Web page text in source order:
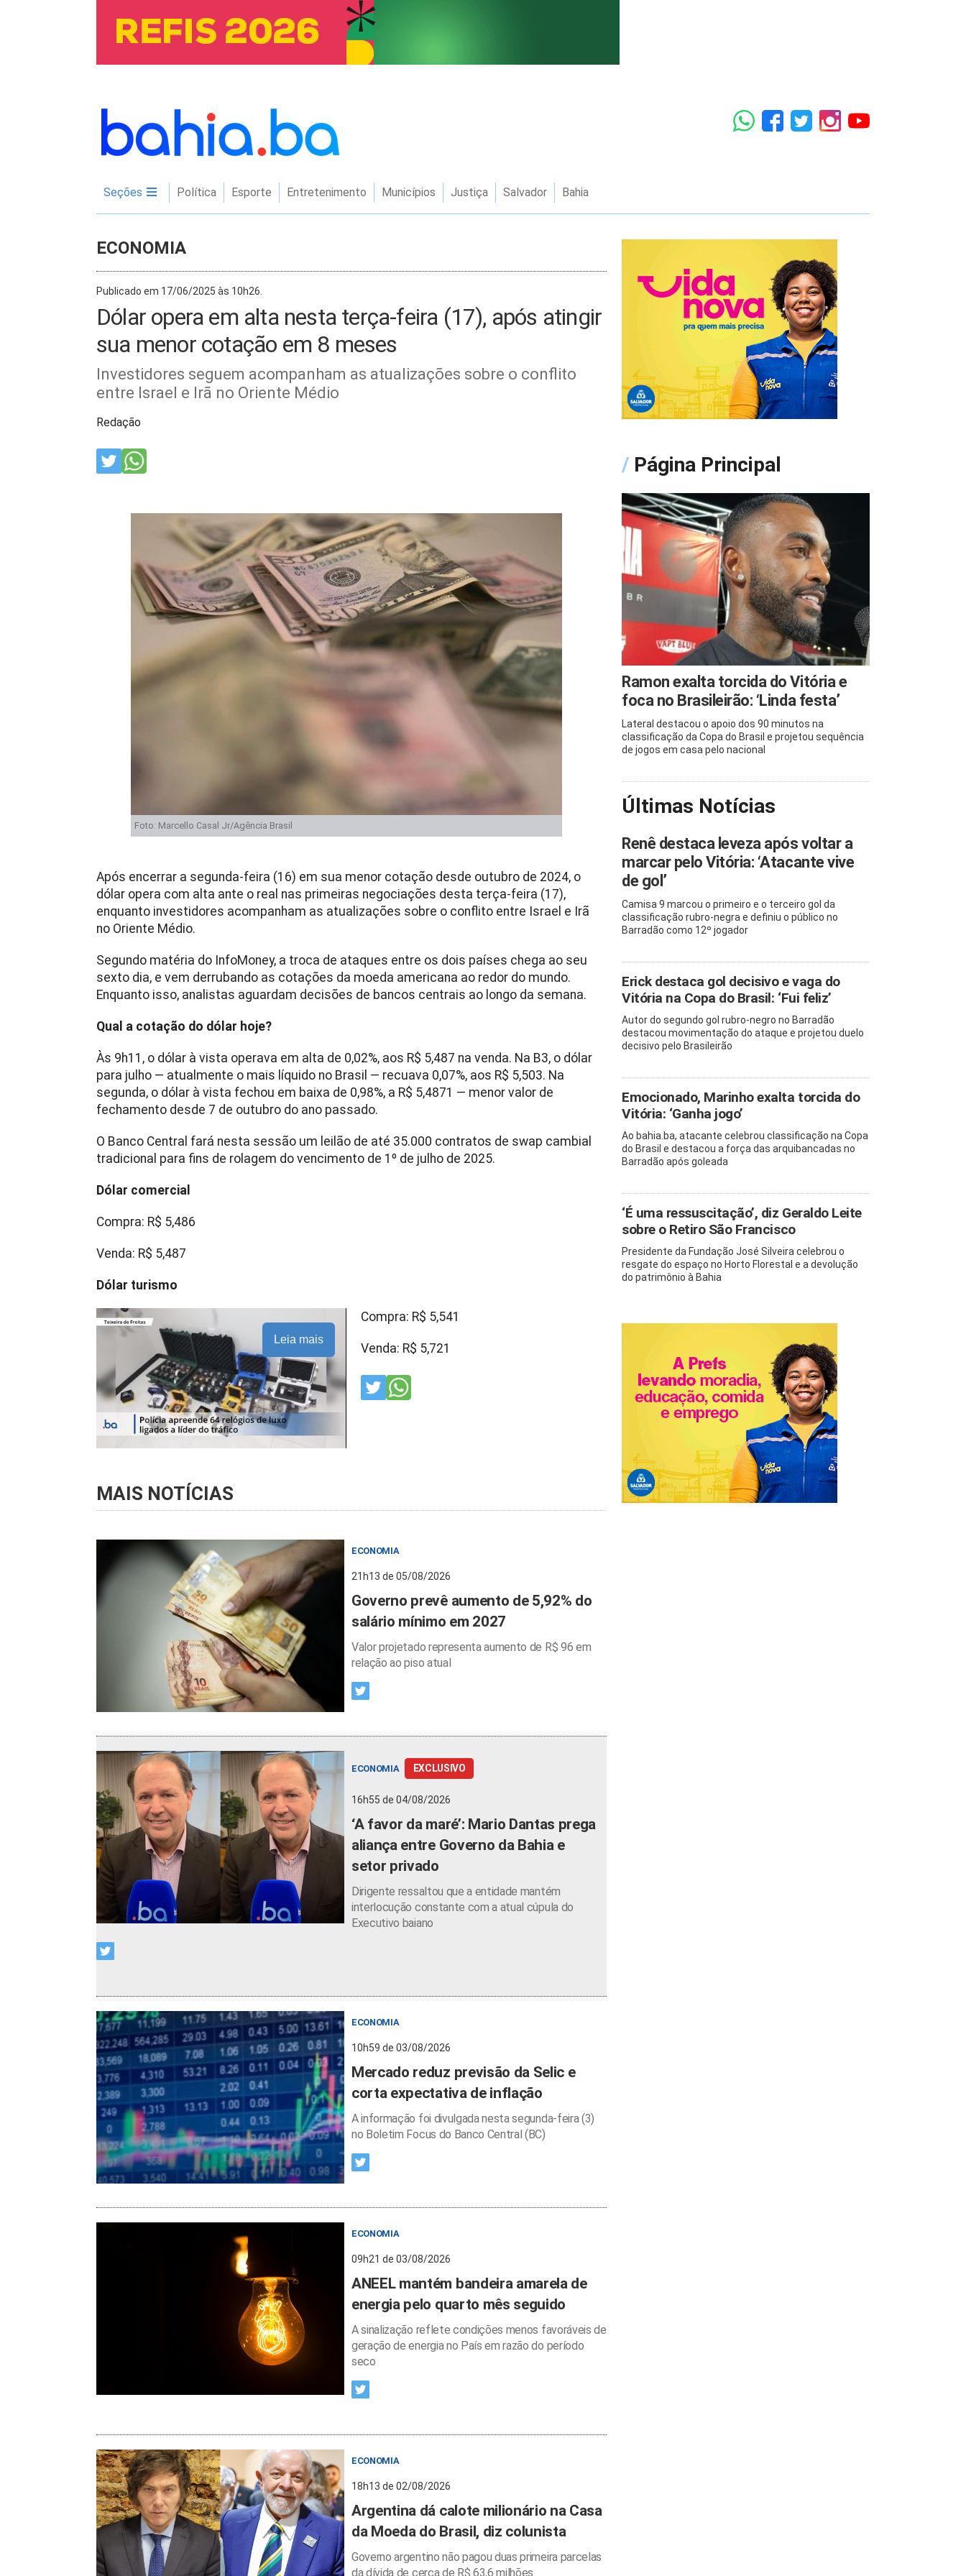
Seções Política Esporte Entretenimento Municípios Justiça Salvador Bahia
ECONOMIA
Publicado em 17/06/2025 às 10h26.
Dólar opera em alta nesta terça-feira (17), após atingir
sua menor cotação em 8 meses
Investidores seguem acompanham as atualizações sobre o conflito
entre Israel e Irã no Oriente Médio
Redação
Foto: Marcello Casal Jr/Agência Brasil
Após encerrar a segunda-feira (16) em sua menor cotação desde outubro de 2024, o
dólar opera com alta ante o real nas primeiras negociações desta terça-feira (17),
enquanto investidores acompanham as atualizações sobre o conflito entre Israel e Irã
no Oriente Médio.
Segundo matéria do InfoMoney, a troca de ataques entre os dois países chega ao seu
sexto dia, e vem derrubando as cotações da moeda americana ao redor do mundo.
Enquanto isso, analistas aguardam decisões de bancos centrais ao longo da semana.
Qual a cotação do dólar hoje?
Às 9h11, o dólar à vista operava em alta de 0,02%, aos R$ 5,487 na venda. Na B3, o dólar
para julho — atualmente o mais líquido no Brasil — recuava 0,07%, aos R$ 5,503. Na
segunda, o dólar à vista fechou em baixa de 0,98%, a R$ 5,4871 — menor valor de
fechamento desde 7 de outubro do ano passado.
O Banco Central fará nesta sessão um leilão de até 35.000 contratos de swap cambial
tradicional para fins de rolagem do vencimento de 1º de julho de 2025.
Dólar comercial
Compra: R$ 5,486
Venda: R$ 5,487
Dólar turismo
Leia mais
Compra: R$ 5,541
Venda: R$ 5,721
MAIS NOTÍCIAS
ECONOMIA
21h13 de 05/08/2026
Governo prevê aumento de 5,92% do
salário mínimo em 2027
Valor projetado representa aumento de R$ 96 em
relação ao piso atual
ECONOMIA EXCLUSIVO
16h55 de 04/08/2026
‘A favor da maré’: Mario Dantas prega
aliança entre Governo da Bahia e
setor privado
Dirigente ressaltou que a entidade mantém
interlocução constante com a atual cúpula do
Executivo baiano
ECONOMIA
10h59 de 03/08/2026
Mercado reduz previsão da Selic e
corta expectativa de inflação
A informação foi divulgada nesta segunda-feira (3)
no Boletim Focus do Banco Central (BC)
ECONOMIA
09h21 de 03/08/2026
ANEEL mantém bandeira amarela de
energia pelo quarto mês seguido
A sinalização reflete condições menos favoráveis de
geração de energia no País em razão do período
seco
ECONOMIA
18h13 de 02/08/2026
Argentina dá calote milionário na Casa
da Moeda do Brasil, diz colunista
Governo argentino não pagou duas primeira parcelas
da dívida de cerca de R$ 63,6 milhões
/ Página Principal
Ramon exalta torcida do Vitória e
foca no Brasileirão: ‘Linda festa’
Lateral destacou o apoio dos 90 minutos na
classificação da Copa do Brasil e projetou sequência
de jogos em casa pelo nacional
Últimas Notícias
Renê destaca leveza após voltar a
marcar pelo Vitória: ‘Atacante vive
de gol’
Camisa 9 marcou o primeiro e o terceiro gol da
classificação rubro-negra e definiu o público no
Barradão como 12º jogador
Erick destaca gol decisivo e vaga do
Vitória na Copa do Brasil: ‘Fui feliz’
Autor do segundo gol rubro-negro no Barradão
destacou movimentação do ataque e projetou duelo
decisivo pelo Brasileirão
Emocionado, Marinho exalta torcida do
Vitória: ‘Ganha jogo’
Ao bahia.ba, atacante celebrou classificação na Copa
do Brasil e destacou a força das arquibancadas no
Barradão após goleada
‘É uma ressuscitação’, diz Geraldo Leite
sobre o Retiro São Francisco
Presidente da Fundação José Silveira celebrou o
resgate do espaço no Horto Florestal e a devolução
do patrimônio à Bahia